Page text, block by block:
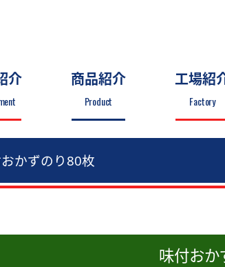
介 商品紹介
Product
工場紹
Factory
かずのり80枚
味付おか